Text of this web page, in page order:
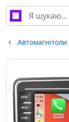
Автомагнітоли